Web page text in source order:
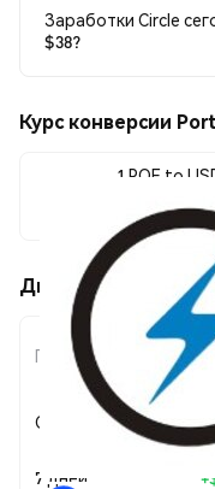
Заработки Circle
$38?
Курс конверсии
1 POE to
$0.131344
Движения цены
Период
Сегодня +
7 дней +